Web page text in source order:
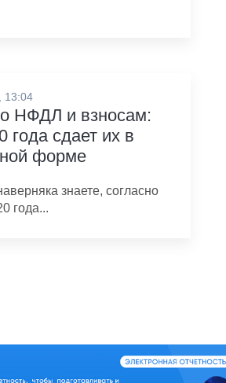
13:04
НФДЛ и взносам:
года сдает их в
форме
знаете, согласно
года...